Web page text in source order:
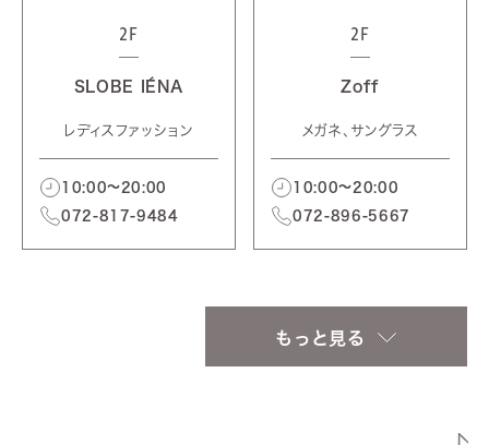
2F
SLOBE IÉNA
レディスファッション
10:00～20:00
072-817-9484
2F
Zoff
メガネ、サングラス
10:00～20:00
072-896-5667
もっと見る